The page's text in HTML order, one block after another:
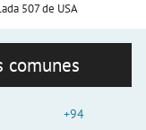
507 de USA
comunes
+94